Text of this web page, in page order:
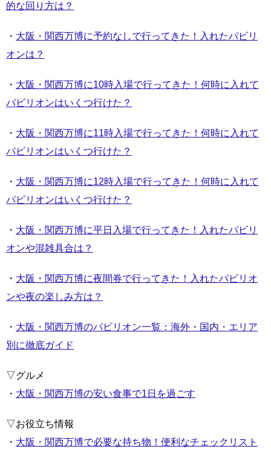
的な回り方は？
・ 大阪・関西万博に予約なしで行ってきた！入れたパビリ
オンは？
・ 大阪・関西万博に10時入場で行ってきた！何時に入れて
パビリオンはいくつ行けた？
・ 大阪・関西万博に11時入場で行ってきた！何時に入れて
パビリオンはいくつ行けた？
・ 大阪・関西万博に12時入場で行ってきた！何時に入れて
パビリオンはいくつ行けた？
・ 大阪・関西万博に平日入場で行ってきた！入れたパビリ
オンや混雑具合は？
・ 大阪・関西万博に夜間券で行ってきた！入れたパビリオ
ンや夜の楽しみ方は？
・ 大阪・関西万博のパビリオン一覧：海外・国内・エリア
別に徹底ガイド
▽グルメ
・ 大阪・関西万博の安い食事で1日を過ごす
▽お役立ち情報
・ 大阪・関西万博で必要な持ち物！便利なチェックリスト